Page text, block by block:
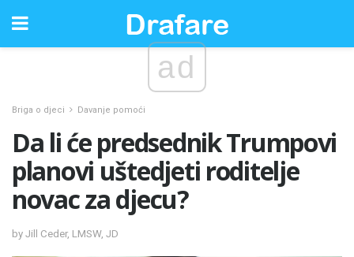
ad
Briga o djeci Davanje pomoći
Da li će predsednik Trumpovi
planovi uštedjeti roditelje
novac za djecu?
by Jill Ceder, LMSW, JD